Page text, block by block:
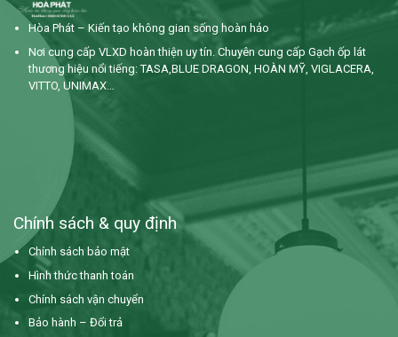
Hòa Phát – Kiến tạo không gian sống hoàn hảo
Nơi cung cấp VLXD hoàn thiện uy tín. Chuyên cung cấp Gạch ốp lát
thương hiệu nổi tiếng: TASA,BLUE DRAGON, HOÀN MỸ, VIGLACERA,
VITTO, UNIMAX…
Chính sách & quy định
Chính sách bảo mật
Hình thức thanh toán
Chính sách vận chuyển
Bảo hành – Đổi trả